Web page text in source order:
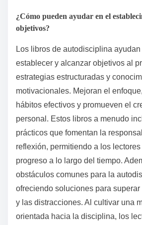
¿Cómo pueden ayudar en el
objetivos?
Los libros de autodisciplina
establecer y alcanzar objetivos al
estrategias estructuradas y
motivacionales. Mejoran el
hábitos efectivos y promueven el
personal. Estos libros a menudo
prácticos que fomentan la
reflexión, permitiendo a los
progreso a lo largo del tiempo.
obstáculos comunes para la
ofreciendo soluciones para
y las distracciones. Al cultivar una
orientada hacia la disciplina, los